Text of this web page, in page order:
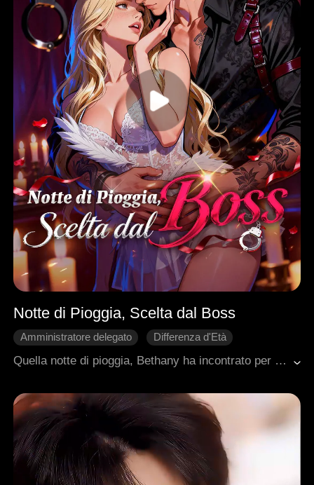
Notte di Pioggia, Scelta dal Boss
Amministratore delegato
Differenza d'Età
Ambientazione urbana moderna
Quella notte di pioggia, Bethany ha incontrato per caso, Matthew, il temuto capo di una famiglia criminale, l'ha vista... e l'ha scelta. Per sempre. Freddo e spietato con il mondo, con lei brucia di un desiderio inarrestabile. Nessuno osa sfidarlo. Nessuno può fermarlo. Bethany sa che dovrebbe scappare. Invece, il suo cuore cede, attirato nell'oscurità di quell'uomo pericoloso. E quando finalmente scopre la verità su di lui, è troppo tardi. Perché a volte... è nell'abisso che nasce l'amore più intenso.